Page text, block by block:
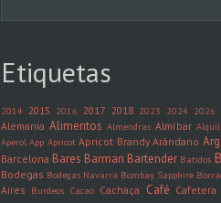
Etiquetas
2014 2015 2016 2017 2018 2023 2024 2026
Alemania Alimentos Almendras Almíbar
Aperol App Apricot Apricot Brandy Arándano
Barcelona Bares Barman Bartender Batidos
Bodegas Bodegas Navarra Bombay Sapphire
Aires Burdeos Cacao Cachaça Café Cafetera